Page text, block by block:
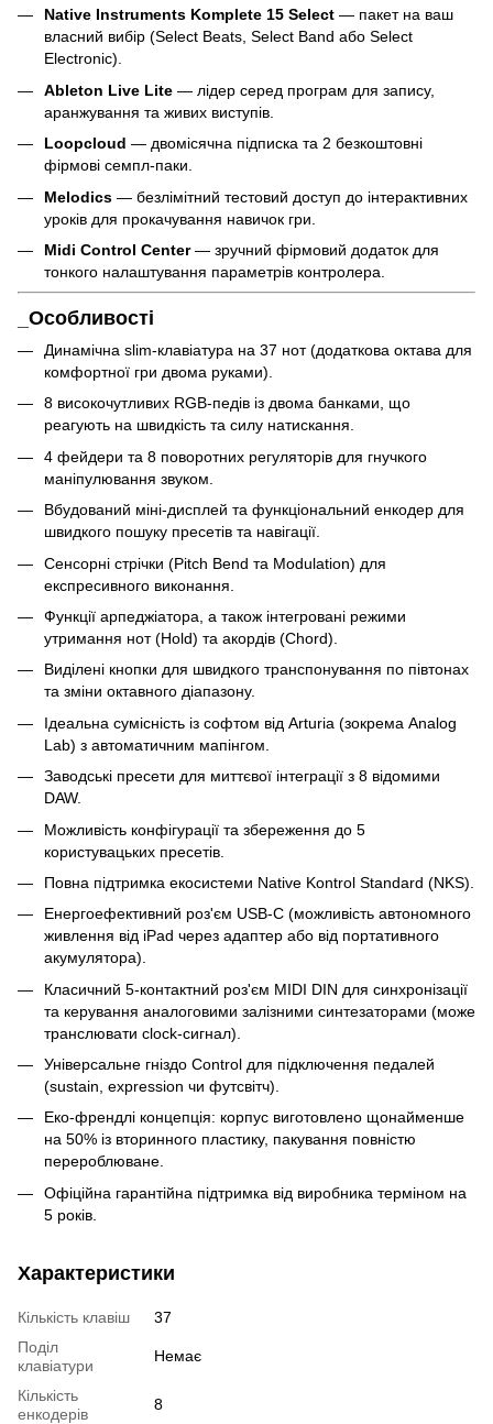
Native Instruments Komplete 15 Select — пакет на ваш
власний вибір (Select Beats, Select Band або Select
Electronic).
Ableton Live Lite — лідер серед програм для запису,
аранжування та живих виступів.
Loopcloud — двомісячна підписка та 2 безкоштовні
фірмові семпл-паки.
Melodics — безлімітний тестовий доступ до інтерактивних
уроків для прокачування навичок гри.
Midi Control Center— зручний фірмовий додаток для
тонкого налаштування параметрів контролера.
_Особливості
Динамічна slim-клавіатура на 37 нот (додаткова октава для
комфортної гри двома руками).
8 високочутливих RGB-педів із двома банками, що
реагують на швидкість та силу натискання.
4 фейдери та 8 поворотних регуляторів для гнучкого
маніпулювання звуком.
Вбудований міні-дисплей та функціональний енкодер для
швидкого пошуку пресетів та навігації.
Сенсорні стрічки (Pitch Bend та Modulation) для
експресивного виконання.
Функції арпеджіатора, а також інтегровані режими
утримання нот (Hold) та акордів (Chord).
Виділені кнопки для швидкого транспонування по півтонах
та зміни октавного діапазону.
Ідеальна сумісність із софтом від Arturia (зокрема Analog
Lab) з автоматичним мапінгом.
Заводські пресети для миттєвої інтеграції з 8 відомими
DAW.
Можливість конфігурації та збереження до 5
користувацьких пресетів.
Повна підтримка екосистеми Native Kontrol Standard (NKS).
Енергоефективний роз'єм USB-C (можливість автономного
живлення від iPad через адаптер або від портативного
акумулятора).
Класичний 5-контактний роз'єм MIDI DIN для синхронізації
та керування аналоговими залізними синтезаторами (може
транслювати clock-сигнал).
Універсальне гніздо Control для підключення педалей
(sustain, expression чи футсвітч).
Еко-френдлі концепція: корпус виготовлено щонайменше
на 50% із вторинного пластику, пакування повністю
перероблюване.
Офіційна гарантійна підтримка від виробника терміном на
5 років.
Характеристики
Кількість клавіш
37
Поділ
клавіатури
Немає
Кількість
енкодерів
8